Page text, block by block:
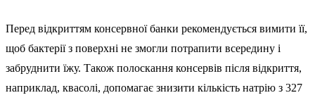
Перед відкриттям консервної банки рекомендується вимити її,
щоб бактерії з поверхні не змогли потрапити всередину і
забруднити їжу. Також полоскання консервів після відкриття,
наприклад, квасолі, допомагає знизити кількість натрію з 327